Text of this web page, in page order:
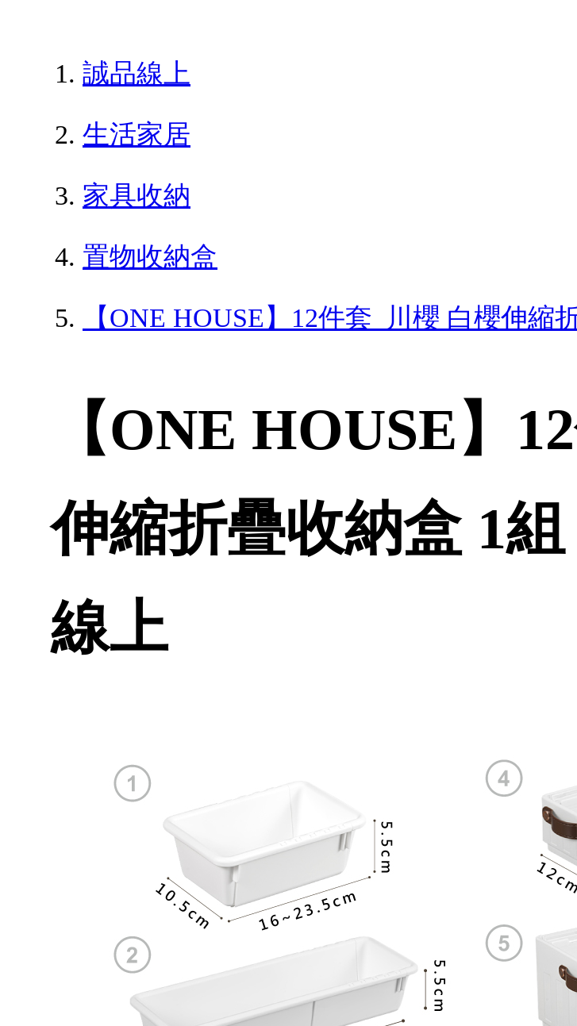
誠品線上
生活家居
家具收納
置物收納盒
【ONE HOUSE】12件套_川櫻 白櫻伸縮
【ONE HOUSE】
伸縮折疊收納盒 1
線上